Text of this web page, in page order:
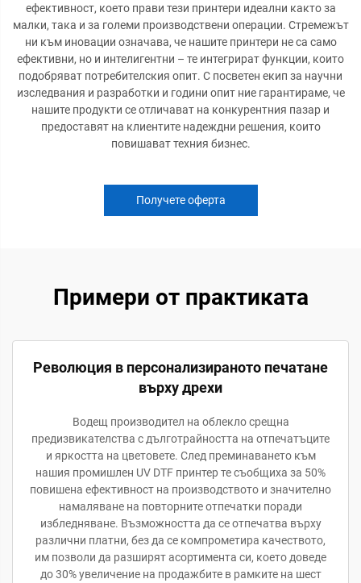
ефективност, което прави тези принтери идеални както за
малки, така и за големи производствени операции. Стремежът
ни към иновации означава, че нашите принтери не са само
ефективни, но и интелигентни – те интегрират функции, които
подобряват потребителския опит. С посветен екип за научни
изследвания и разработки и години опит ние гарантираме, че
нашите продукти се отличават на конкурентния пазар и
предоставят на клиентите надеждни решения, които
повишават техния бизнес.
Получете оферта
Примери от практиката
Революция в персонализираното печатане
върху дрехи
Водещ производител на облекло срещна
предизвикателства с дълготрайността на отпечатъците
и яркостта на цветовете. След преминаването към
нашия промишлен UV DTF принтер те съобщиха за 50%
повишена ефективност на производството и значително
намаляване на повторните отпечатки поради
избледняване. Възможността да се отпечатва върху
различни платни, без да се компрометира качеството,
им позволи да разширят асортимента си, което доведе
до 30% увеличение на продажбите в рамките на шест